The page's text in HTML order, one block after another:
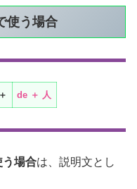
使う場合
＋ de ＋ 人
場合は、説明文とし